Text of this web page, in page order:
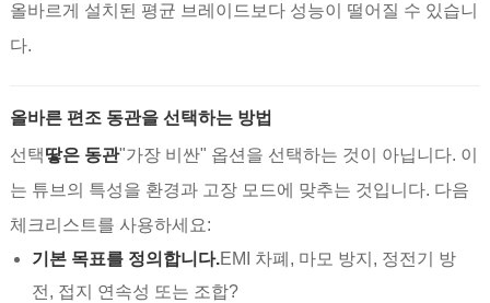
올바르게 설치된 평균 브레이드보다 성능이 떨어질 수 있습니
다.
올바른 편조 동관을 선택하는 방법
선택땋은 동관"가장 비싼" 옵션을 선택하는 것이 아닙니다. 이
는 튜브의 특성을 환경과 고장 모드에 맞추는 것입니다. 다음
체크리스트를 사용하세요:
기본 목표를 정의합니다.EMI 차폐, 마모 방지, 정전기 방
전, 접지 연속성 또는 조합?